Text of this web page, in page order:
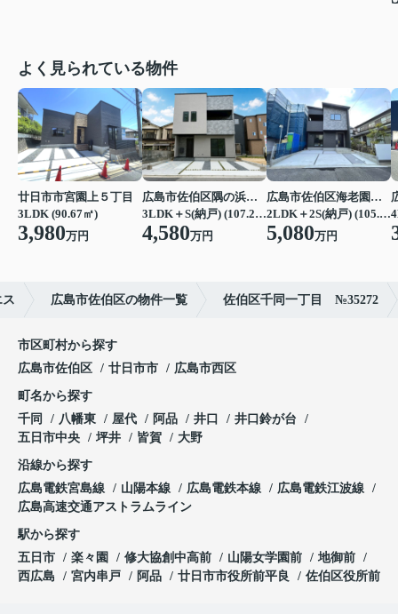
よく見られている物件
廿日市市宮園上５丁目
3LDK (90.67㎡)
3,980万円
広島市佐伯区隅の浜２丁目
3LDK＋S(納戸) (107.23㎡)
4,580万円
広島市佐伯区海老園３丁目
2LDK＋2S(納戸) (105.16㎡)
5,080万円
広島市佐伯区の物件一覧 佐伯区千同一丁目 №35272
市区町村から探す
広島市佐伯区
廿日市市 広島市西区
町名から探す
千同
八幡東 屋代 阿品 井口
井口鈴が台
五日市中央
坪井 皆賀 大野
沿線から探す
広島電鉄宮島線
山陽本線 広島電鉄本線
広島電鉄江波線
広島高速交通アストラムライン
駅から探す
五日市
楽々園 修大協創中高前 山陽女学園前
地御前
西広島
宮内串戸 阿品 廿日市市役所前平良 佐伯区役所前